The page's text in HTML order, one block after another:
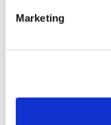
Marketing